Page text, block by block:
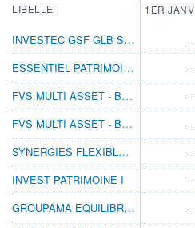
LIBELLE 1ER JANV
INVESTEC GSF GLB STRATMGD I ACC EUR H -
ESSENTIEL PATRIMOINE AC
-
FVS MULTI ASSET - BALANCED R
-
FVS MULTI ASSET - BALANCED RT
-
SYNERGIES FLEXIBLES AC
-
INVEST PATRIMOINE I -
GROUPAMA EQUILIBRE GDM
-